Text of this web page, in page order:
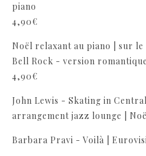
piano
4,90€
Noël relaxant au piano | sur le
Bell Rock - version romantique
4,90€
John Lewis - Skating in Central
arrangement jazz lounge |
Barbara Pravi - Voilà |